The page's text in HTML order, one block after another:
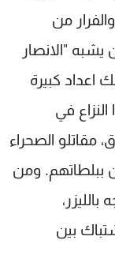
من
"الانصار
اعداد كبيرة
في
مقاتلو الصحراء
والامازيغيون ببلطاتهم. ومن
بين